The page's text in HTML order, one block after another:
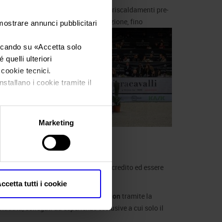
annunci pubblicitari
su «Accetta solo
quelli ulteriori
tecnici.
i cookie tramite il
Marketing
tutti i cookie
Vezzani in formato jpg, ai video dei riscaldamenti pre-
spettacolare per tecnica ed esecuzione, fino
ottenere anche tramite carta di credito ed essere
gli NFT su blockchainPolygon tramite la
collegati ad esperienze esclusive a cui solo il